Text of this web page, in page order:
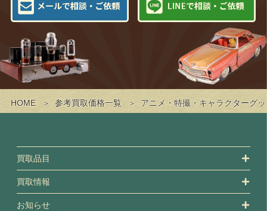
HOME 参考買取価格一覧 アニメ・特撮・キャラクターグ
買取品目
買取情報
お知らせ